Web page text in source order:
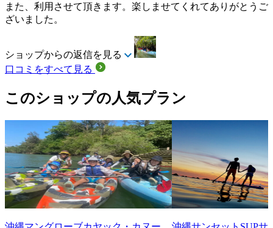
また、利用させて頂きます。楽しませてくれてありがとうご
ざいました。
ショップからの返信を見る
口コミをすべて見る
このショップの人気プラン